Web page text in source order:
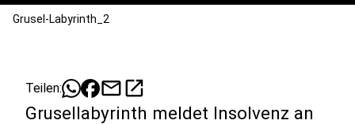
Grusel-Labyrinth_2
Teilen: mailopen_in_new
Grusellabyrinth meldet Insolvenz an